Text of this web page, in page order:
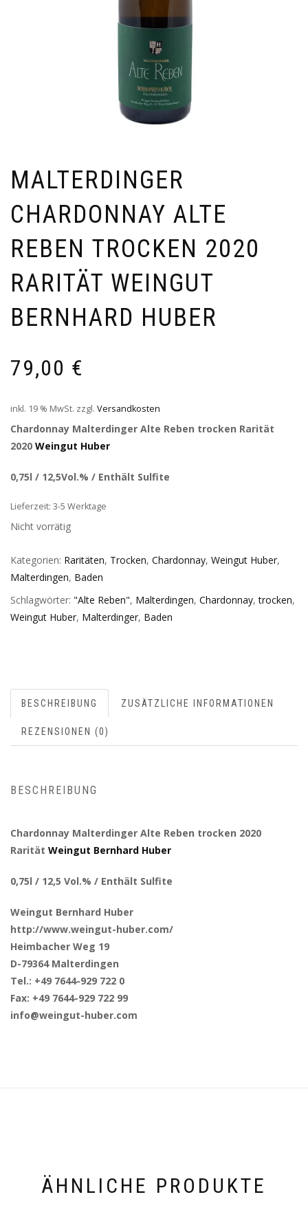
MALTERDINGER
CHARDONNAY ALTE
REBEN TROCKEN 2020
RARITÄT WEINGUT
BERNHARD HUBER
79,00 €
inkl. 19 % MwSt. zzgl. Versandkosten
Chardonnay Malterdinger Alte Reben trocken Rarität
2020 Weingut Huber
0,75l / 12,5Vol.% / Enthält Sulfite
Lieferzeit: 3-5 Werktage
Nicht vorrätig
Kategorien: Raritäten, Trocken, Chardonnay, Weingut Huber,
Malterdingen, Baden
Schlagwörter: "Alte Reben", Malterdingen, Chardonnay,trocken,
Weingut Huber, Malterdinger, Baden
BESCHREIBUNG ZUSÄTZLICHE INFORMATIONEN
REZENSIONEN (0)
BESCHREIBUNG
Chardonnay Malterdinger Alte Reben trocken 2020
Rarität Weingut Bernhard Huber
0,75l / 12,5 Vol.% / Enthält Sulfite
Weingut Bernhard Huber
http://www.weingut-huber.com/
Heimbacher Weg 19
D-79364 Malterdingen
Tel.: +49 7644-929 722 0
Fax: +49 7644-929 722 99
info@weingut-huber.com
ÄHNLICHE PRODUKTE